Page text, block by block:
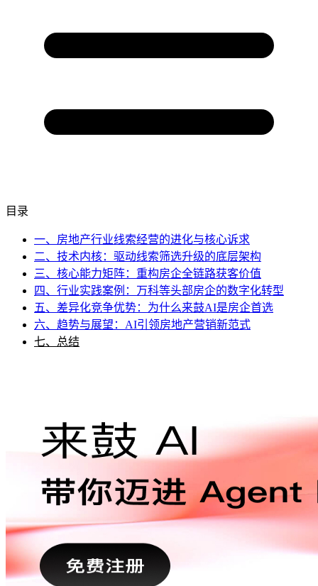
目录
一、房地产行业线索经营的进化与核心诉求
二、技术内核：驱动线索筛选升级的底层架构
三、核心能力矩阵：重构房企全链路获客价值
四、行业实践案例：万科等头部房企的数字化转型
五、差异化竞争优势：为什么来鼓AI是房企首选
六、趋势与展望：AI引领房地产营销新范式
七、总结